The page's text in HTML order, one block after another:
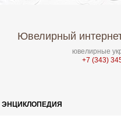
Ювелирный
ювелирные
+7 (343)
ЭНЦИКЛОПЕДИЯ